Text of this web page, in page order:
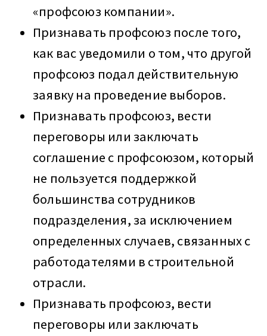
«профсоюз компании».
Признавать профсоюз после того,
как вас уведомили о том, что другой
профсоюз подал действительную
заявку на проведение выборов.
Признавать профсоюз, вести
переговоры или заключать
соглашение с профсоюзом, который
не пользуется поддержкой
большинства сотрудников
подразделения, за исключением
определенных случаев, связанных с
работодателями в строительной
отрасли.
Признавать профсоюз, вести
переговоры или заключать